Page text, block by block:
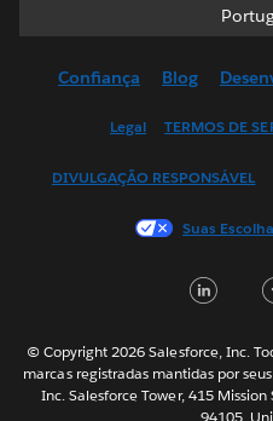
Français
日
Confiança Blog
Legal TERMOS DE
DIVULGAÇÃO RESPONSÁVEL
Suas
© Copyright 2026 Salesforce, Inc.
marcas registradas mantidas por
Inc. Salesforce Tower, 415
94105,